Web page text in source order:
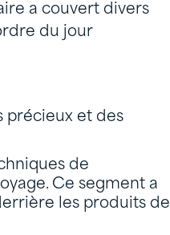
a couvert divers
du jour
précieux et des
de
Ce segment a
les produits de